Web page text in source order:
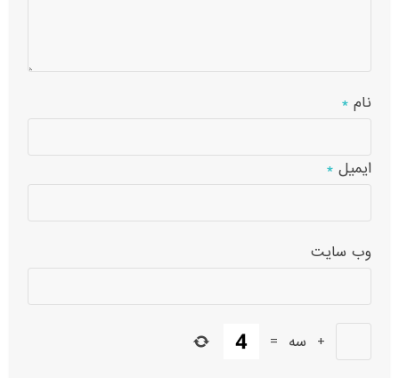
نام*
ایمیل*
وب‌ سایت
+ سه =